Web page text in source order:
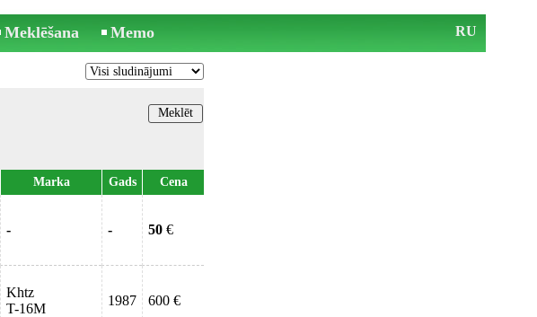
Meklēšana Memo RU
Marka Gads Cena
- - 50 €
Khtz
T-16M
1987 600 €